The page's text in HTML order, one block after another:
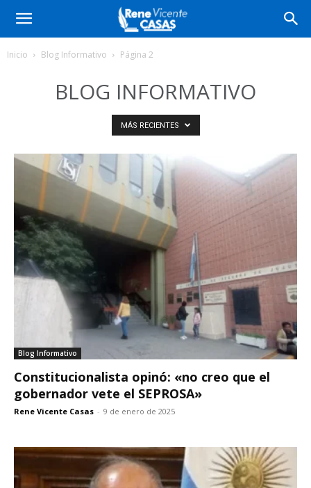
Inicio Blog Informativo Página 2
BLOG INFORMATIVO
MÁS RECIENTES
Blog Informativo
Constitucionalista opinó: «no creo que el
gobernador vete el SEPROSA»
Rene Vicente Casas - 9 de enero de 2025